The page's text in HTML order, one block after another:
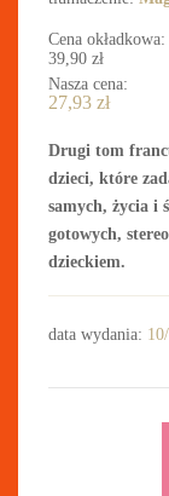
Cena okładkowa:
39,90 zł
Nasza cena:
27,93 zł
Drugi tom
dzieci, które
samych, życia i
gotowych,
dzieckiem.
data wydania: